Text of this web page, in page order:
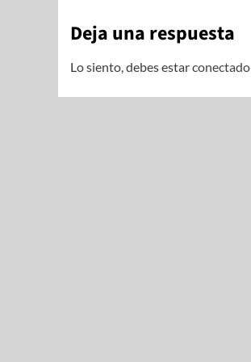
Deja una respuesta
Lo siento, debes estarconectado